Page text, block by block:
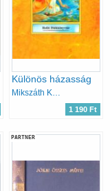
Különös házasság
Mikszáth Kálmán
1 190 Ft
PARTNER